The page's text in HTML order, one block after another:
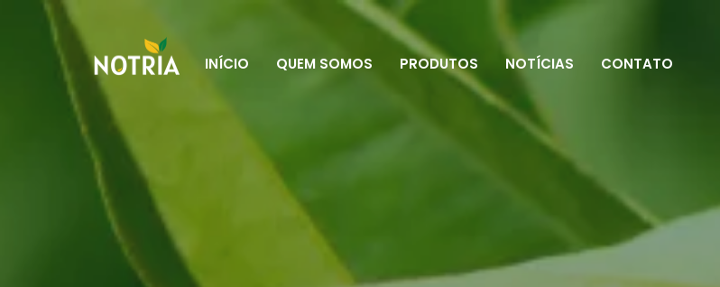
INÍCIO QUEM SOMOS PRODUTOS NOTÍCIAS CONTATO